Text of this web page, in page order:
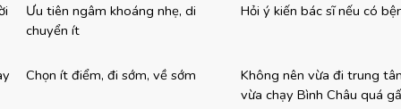
Ưu tiên ngâm khoáng nhẹ, di
chuyển ít
Hỏi ý kiến bác sĩ nếu có
Chọn ít điểm, đi sớm, về sớm
Không nên vừa đi trung
vừa chạy Bình Châu quá